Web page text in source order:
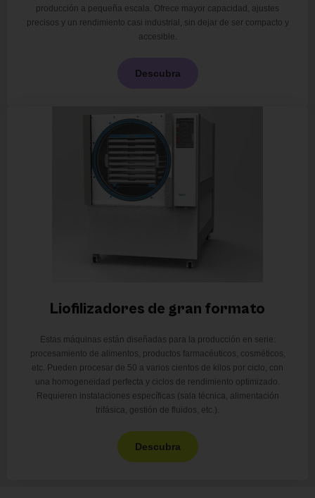
producción a pequeña escala. Ofrece mayor capacidad, ajustes
precisos y un rendimiento casi industrial, sin dejar de ser compacto y
accesible.
Descubra
Liofilizadores de gran formato
Estas máquinas están diseñadas para la producción en serie:
procesamiento de alimentos, productos farmacéuticos, cosméticos,
etc. Pueden procesar de 50 a varios cientos de kilos por ciclo, con
una homogeneidad perfecta y ciclos de rendimiento optimizado.
Requieren instalaciones específicas (sala técnica, alimentación
trifásica, gestión de fluidos, etc.).
Descubra